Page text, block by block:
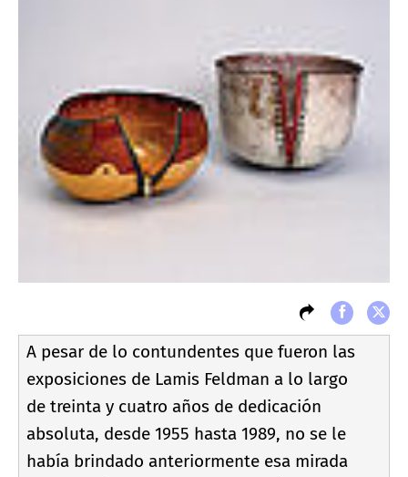
A pesar de lo contundentes que fueron las
exposiciones de Lamis Feldman a lo largo
de treinta y cuatro años de dedicación
absoluta, desde 1955 hasta 1989, no se le
habí­a brindado anteriormente esa mirada